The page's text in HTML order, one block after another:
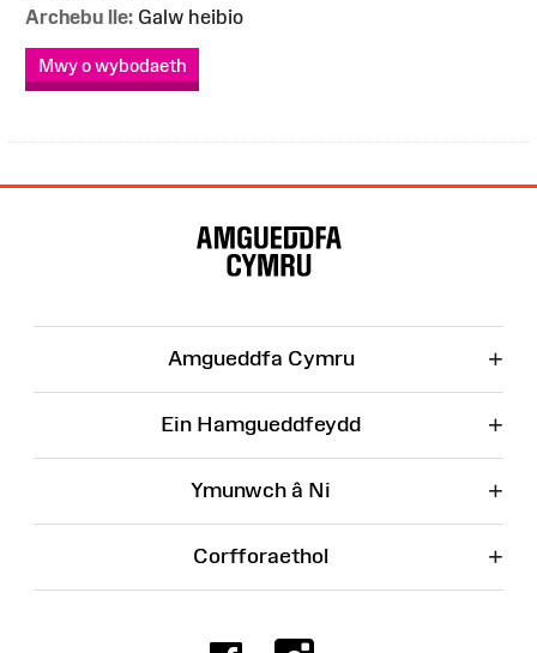
Archebu lle: Galw heibio
Mwy o wybodaeth
Amgueddfa Cymru +
Ein Hamgueddfeydd +
Ymunwch â Ni +
Corfforaethol +